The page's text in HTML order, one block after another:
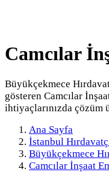
Camcılar
Büyükçekmece
gösteren Camcılar
ihtiyaçlarınızda çözüm
Ana Sayfa
İstanbul
Büyükçekmece
Camcılar İnşaat